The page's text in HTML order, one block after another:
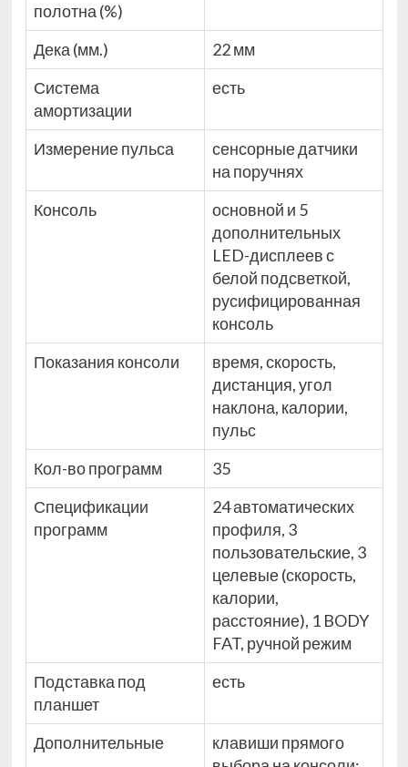
полотна (%)
Дека (мм.)
22 мм
Система
амортизации
есть
Измерение пульса
сенсорные датчики
на поручнях
Консоль
основной и 5
дополнительных
LED-дисплеев с
белой подсветкой,
русифицированная
консоль
Показания консоли
время, скорость,
дистанция, угол
наклона, калории,
пульс
Кол-во программ
35
Спецификации
программ
24 автоматических
профиля, 3
пользовательские, 3
целевые (скорость,
калории,
расстояние), 1 BODY
FAT, ручной режим
Подставка под
планшет
есть
Дополнительные
клавиши прямого